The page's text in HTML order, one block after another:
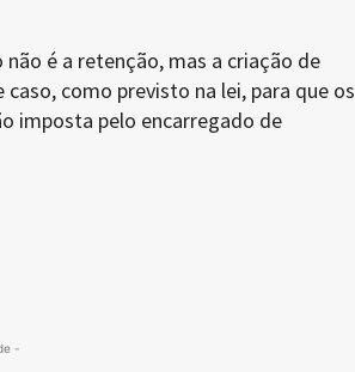
é a retenção, mas a criação de
como previsto na lei, para que os
imposta pelo encarregado de
-